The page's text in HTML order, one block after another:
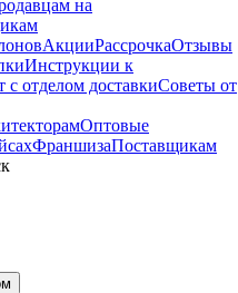
на
АкцииРассрочкаОтзывы
Инструкции к
с отделом доставкиСоветы от
Оптовые
ФраншизаПоставщикам